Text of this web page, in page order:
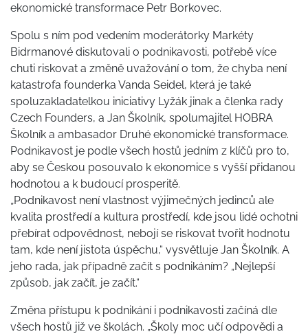
ekonomické transformace Petr Borkovec.
Spolu s ním pod vedením moderátorky Markéty
Bidrmanové diskutovali o podnikavosti, potřebě více
chuti riskovat a změně uvažování o tom, že chyba není
katastrofa founderka Vanda Seidel, která je také
spoluzakladatelkou iniciativy Lyžák jinak a členka rady
Czech Founders, a Jan Školník, spolumajitel HOBRA
Školník a ambasador Druhé ekonomické transformace.
Podnikavost je podle všech hostů jedním z klíčů pro to,
aby se Českou posouvalo k ekonomice s vyšší přidanou
hodnotou a k budoucí prosperitě.
„Podnikavost není vlastnost výjimečných jedinců ale
kvalita prostředí a kultura prostředí, kde jsou lidé ochotni
přebírat odpovědnost, nebojí se riskovat tvořit hodnotu
tam, kde není jistota úspěchu,“ vysvětluje Jan Školník. A
jeho rada, jak případně začít s podnikáním? „Nejlepší
způsob, jak začít, je začít.“
Změna přístupu k podnikání i podnikavosti začíná dle
všech hostů již ve školách. „Školy moc učí odpovědi a